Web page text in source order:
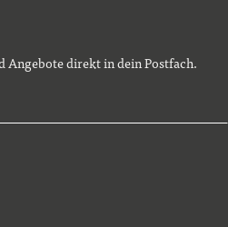
Angebote direkt in dein Postfach.